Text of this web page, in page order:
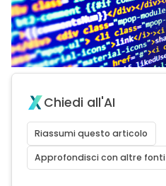
Chiedi all'AI
Riassumi questo articolo
Approfondisci con altre fonti